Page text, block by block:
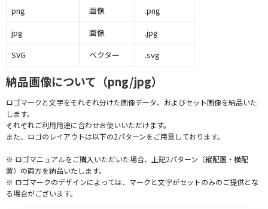
png
画像
.png
jpg
画像
.jpg
SVG
ベクター .svg
納品画像について（png/jpg）
ロゴマークと文字をそれぞれ分けた画像データ、およびセット画像を納品いた
します。
それぞれご利用用途に合わせお使いいただけます。
また、ロゴのレイアウトは以下の2パターンをご用意しております。
※ ロゴマニュアルをご購入いただいた場合、上記2パターン（縦配置・横配
置）の両方を納品いたします。
※ ロゴマークのデザインによっては、マークと文字がセットのみのご提供とな
る場合がございます。